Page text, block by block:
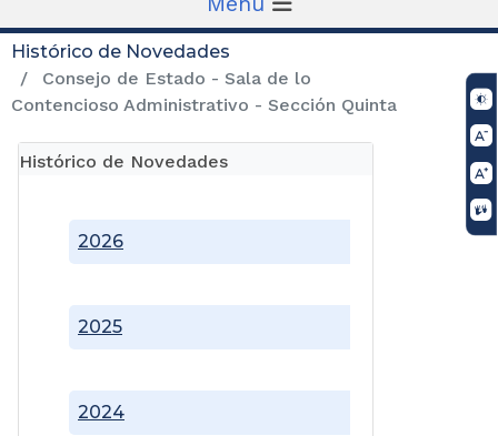
Histórico de Novedades
Consejo de Estado - Sala de lo
Contencioso Administrativo - Sección Quinta
Histórico de Novedades
2024
2025
2026